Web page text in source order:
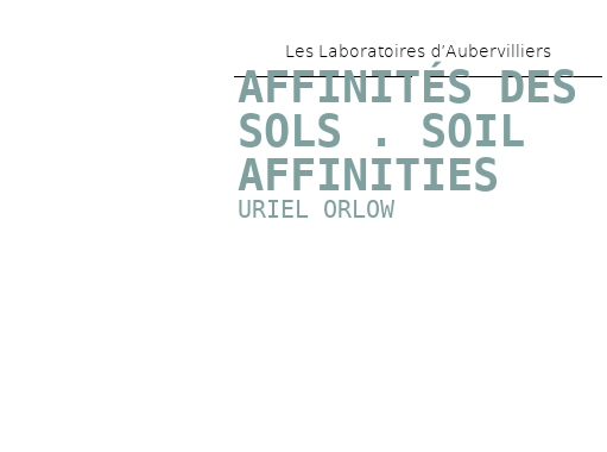
Les Laboratoires d’Aubervilliers
AFFINITÉS DES
SOLS . SOIL
AFFINITIES
URIEL ORLOW